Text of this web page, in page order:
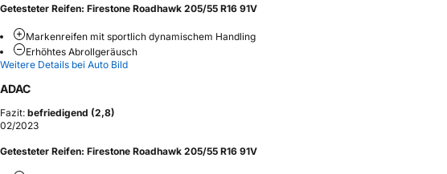
Getesteter Reifen: Firestone Roadhawk 205/55 R16 91V
Markenreifen mit sportlich dynamischem Handling
Erhöhtes Abrollgeräusch
Weitere Details bei Auto Bild
ADAC
Fazit: befriedigend (2,8)
02/2023
Getesteter Reifen: Firestone Roadhawk 205/55 R16 91V